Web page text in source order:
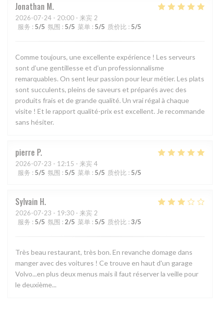
Jonathan M
2026-07-24 - 20:00 - 来宾 2
服务 : 5/5 氛围 : 5/5 菜单 : 5/5 质价比 : 5/5
Comme toujours, une excellente expérience ! Les serveurs
sont d’une gentillesse et d’un professionnalisme
remarquables. On sent leur passion pour leur métier. Les plats
sont succulents, pleins de saveurs et préparés avec des
produits frais et de grande qualité. Un vrai régal à chaque
visite ! Et le rapport qualité-prix est excellent. Je recommande
sans hésiter.
pierre P
2026-07-23 - 12:15 - 来宾 4
服务 : 5/5 氛围 : 5/5 菜单 : 5/5 质价比 : 5/5
Sylvain H
2026-07-23 - 19:30 - 来宾 2
服务 : 5/5 氛围 : 2/5 菜单 : 5/5 质价比 : 3/5
Très beau restaurant, très bon. En revanche domage dans
manger avec des voitures ! Ce trouve en haut d'un garage
Volvo...en plus deux menus mais il faut réserver la veille pour
le deuxième...